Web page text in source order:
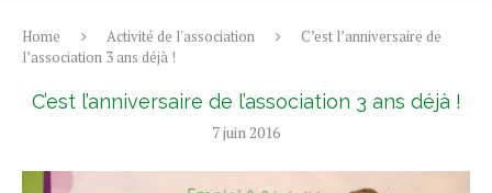
Home Activité de l'association
C’est l’anniversaire de
l’association 3 ans déjà !
C’est l’anniversaire de l’association 3 ans déjà !
7 juin 2016